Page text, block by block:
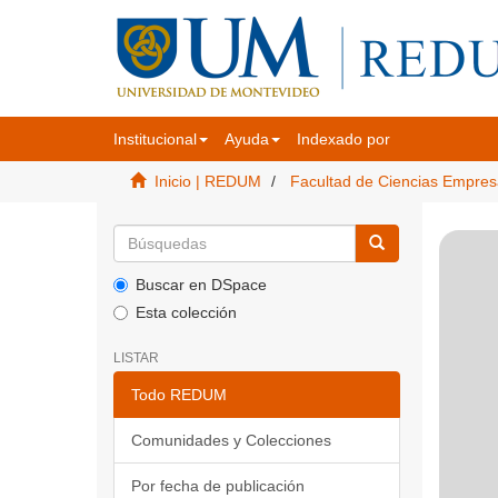
Institucional Ayuda Indexado por
Inicio | REDUM Facultad de Ciencias
Buscar en DSpace
Esta colección
LISTAR
Todo REDUM
Comunidades y Colecciones
Por fecha de publicación